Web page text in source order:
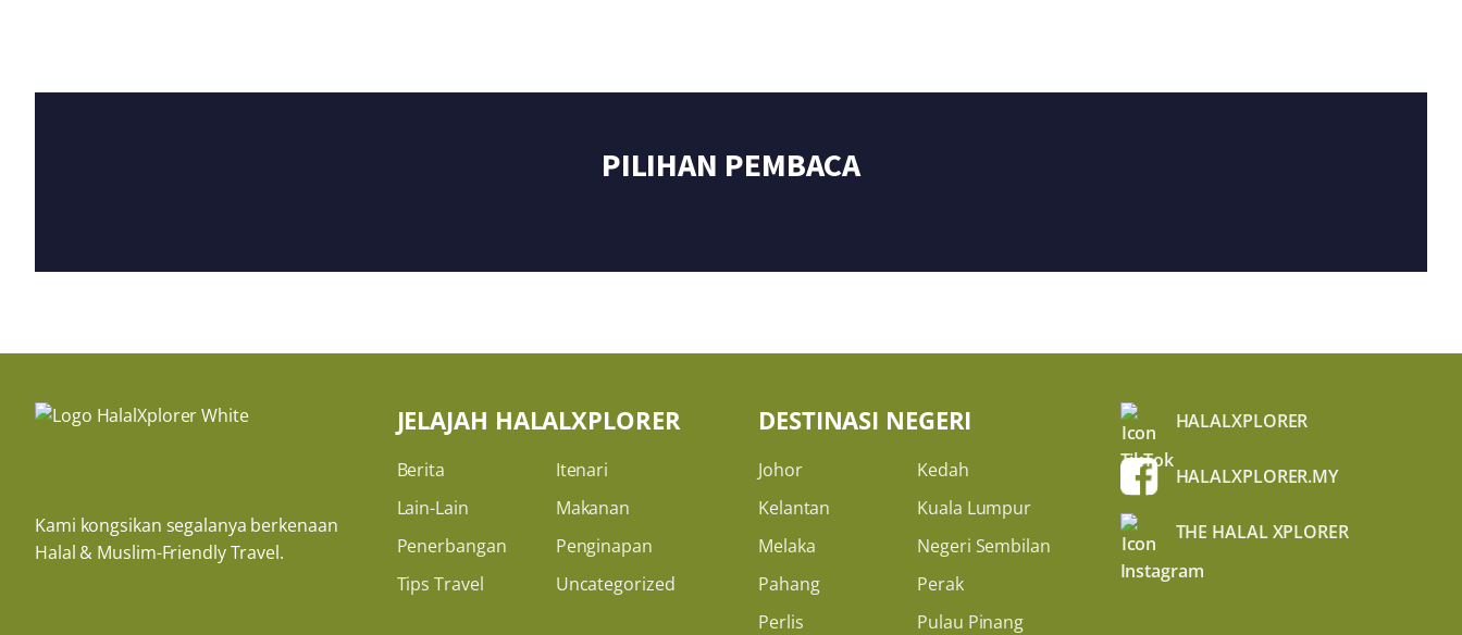
PILIHAN PEMBACA
Kami kongsikan segalanya berkenaan
Halal & Muslim-Friendly Travel.
JELAJAH HALALXPLORER
Berita
Itenari
Lain-Lain
Makanan
Penerbangan
Penginapan
Tips Travel
Uncategorized
DESTINASI NEGERI
Johor
Kedah
Kelantan
Kuala Lumpur
Melaka
Negeri Sembilan
Pahang
Perak
Perlis
Pulau Pinang
HALALXPLORER
HALALXPLORER.MY
THE HALAL XPLORER